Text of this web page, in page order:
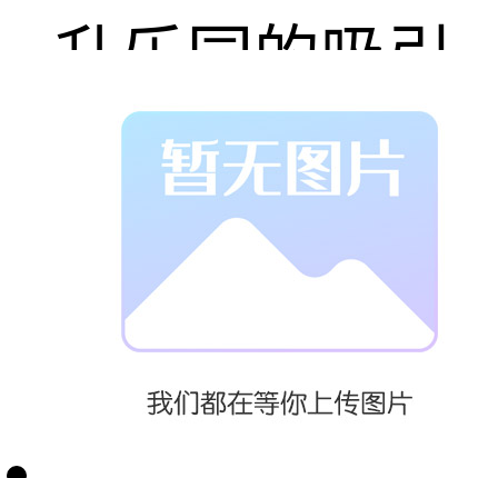
升乐园的吸引
力和影响力。
移动水上滑梯
设备，从外观